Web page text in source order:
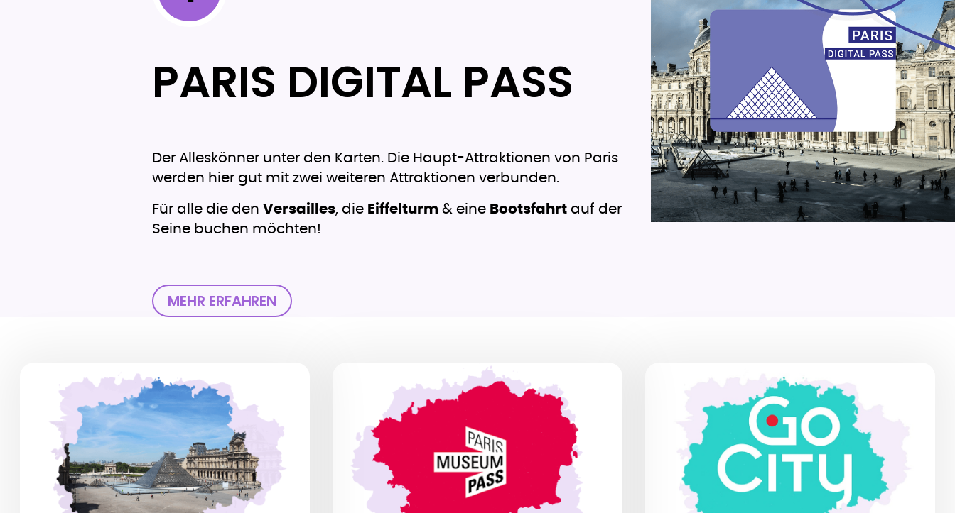
PARIS DIGITAL PASS
Der Alleskönner unter den Karten. Die Haupt-Attraktionen von Paris
werden hier gut mit zwei weiteren Attraktionen verbunden.
Für alle die den Versailles, die Eiffelturm & eine Bootsfahrt auf der
Seine buchen möchten!
MEHR ERFAHREN